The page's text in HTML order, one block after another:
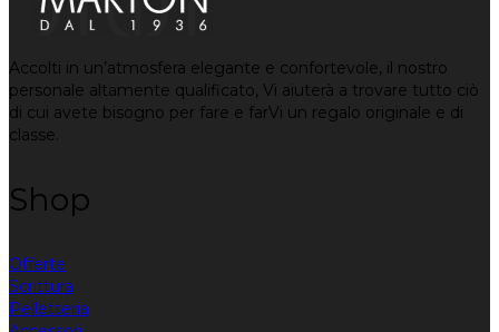
Accolti in un’atmosfera elegante e confortevole, il nostro
personale altamente qualificato, Vi aiuterà a trovare tutto ciò
di cui avete bisogno per fare e farVi un regalo originale e di
classe.
Shop
Offerte
Scrittura
Pelletteria